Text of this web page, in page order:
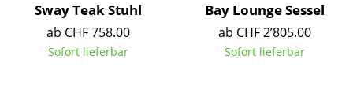
Akkuleuchten
... alle Leuchten
Sway Teak Stuhl
ab CHF 758.00
Sofort lieferbar
Bay Lounge Sessel
ab CHF 2’805.00
Sofort lieferbar